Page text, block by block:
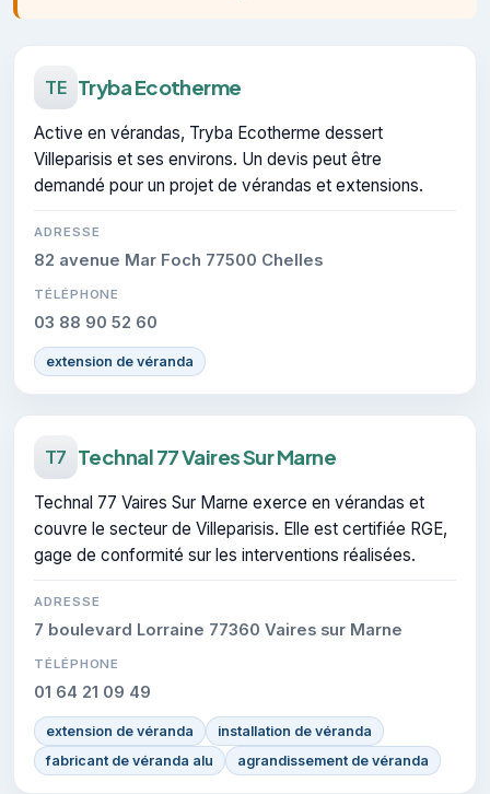
TE Tryba Ecotherme
Active en vérandas, Tryba Ecotherme dessert
Villeparisis et ses environs. Un devis peut être
demandé pour un projet de vérandas et extensions.
ADRESSE
82 avenue Mar Foch 77500 Chelles
TÉLÉPHONE
03 88 90 52 60
extension de véranda
T7 Technal 77 Vaires Sur Marne
Technal 77 Vaires Sur Marne exerce en vérandas et
couvre le secteur de Villeparisis. Elle est certifiée RGE,
gage de conformité sur les interventions réalisées.
ADRESSE
7 boulevard Lorraine 77360 Vaires sur Marne
TÉLÉPHONE
01 64 21 09 49
extension de véranda
installation de véranda
fabricant de véranda alu
agrandissement de véranda